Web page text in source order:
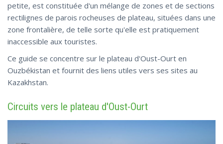
petite, est constituée d'un mélange de zones et de sections
rectilignes de parois rocheuses de plateau, situées dans une
zone frontalière, de telle sorte qu'elle est pratiquement
inaccessible aux touristes.
Ce guide se concentre sur le plateau d'Oust-Ourt en
Ouzbékistan et fournit des liens utiles vers ses sites au
Kazakhstan.
Circuits vers le plateau d'Oust-Ourt